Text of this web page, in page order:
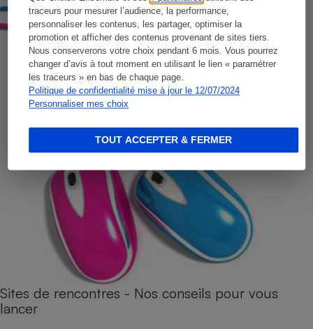
traceurs pour mesurer l’audience, la performance,
personnaliser les contenus, les partager, optimiser la
promotion et afficher des contenus provenant de sites tiers.
Nous conserverons votre choix pendant 6 mois. Vous pourrez
changer d’avis à tout moment en utilisant le lien « paramétrer
les traceurs » en bas de chaque page.
Politique de confidentialité mise à jour le 12/07/2024
Personnaliser mes choix
TOUT ACCEPTER & FERMER
Sites de rencontres - Nos conseils pour vous
lancer